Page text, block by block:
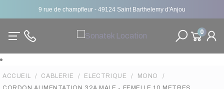
9 rue de champfleur - 49124 Saint Barthelemy d'Anjou
0
ACCUEIL CABLERIE ELECTRIQUE
MONO